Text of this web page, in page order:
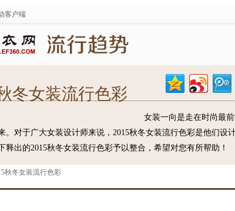
客户端
冬女装流行色彩
女装一向是走在时尚最
。对于广大女装设计师来说，2015秋冬女装流行色彩是他们设
释出的2015秋冬女装流行色彩予以整合，希望对您有所帮助！
秋冬女装流行色彩